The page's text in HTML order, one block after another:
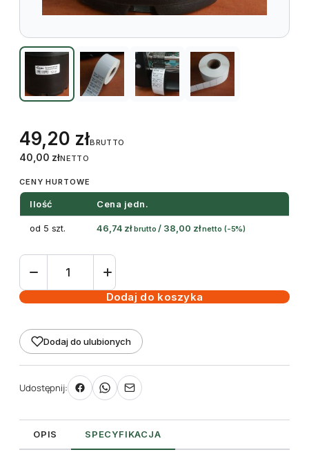
49,20 złBRUTTO
40,00 złNETTO
CENY HURTOWE
Ilość Cena jedn.
od 5 szt. 46,74 zł brutto / 38,00 zł netto (-5%)
ilość
samoprzylepna
50
x
20
mm
rolka
3000
Dodaj do koszyka
Dodaj do ulubionych
Udostępnij:
OPIS SPECYFIKACJA